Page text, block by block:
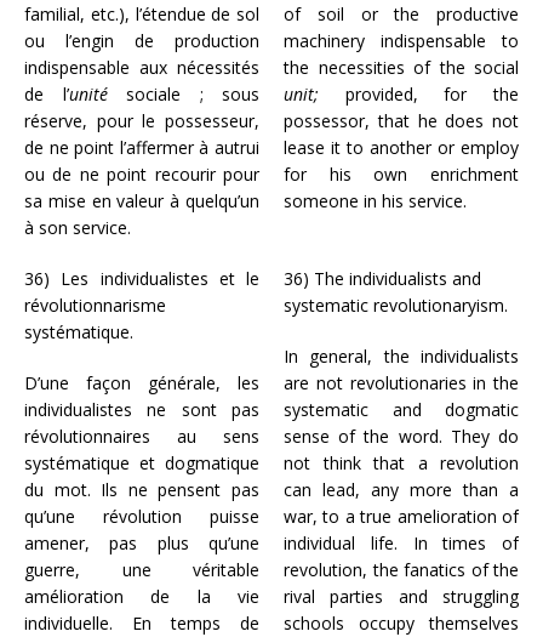
familial, etc.), l’étendue de sol
ou l’engin de production
indispensable aux nécessités
de l’unitésociale ; sous
réserve, pour le possesseur,
de ne point l’affermer à autrui
ou de ne point recourir pour
sa mise en valeur à quelqu’un
à son service.
of soil or the productive
machinery indispensable to
the necessities of the social
unit; provided, for the
possessor, that he does not
lease it to another or employ
for his own enrichment
someone in his service.
36) Les individualistes et le
révolutionnarisme
systématique.
D’une façon générale, les
individualistes ne sont pas
révolutionnaires au sens
systématique et dogmatique
du mot. Ils ne pensent pas
qu’une révolution puisse
amener, pas plus qu’une
guerre, une véritable
amélioration de la vie
individuelle. En temps de
36) The individualists and
systematic revolutionaryism.
In general, the individualists
are not revolutionaries in the
systematic and dogmatic
sense of the word. They do
not think that a revolution
can lead, any more than a
war, to a true amelioration of
individual life. In times of
revolution, the fanatics of the
rival parties and struggling
schools occupy themselves